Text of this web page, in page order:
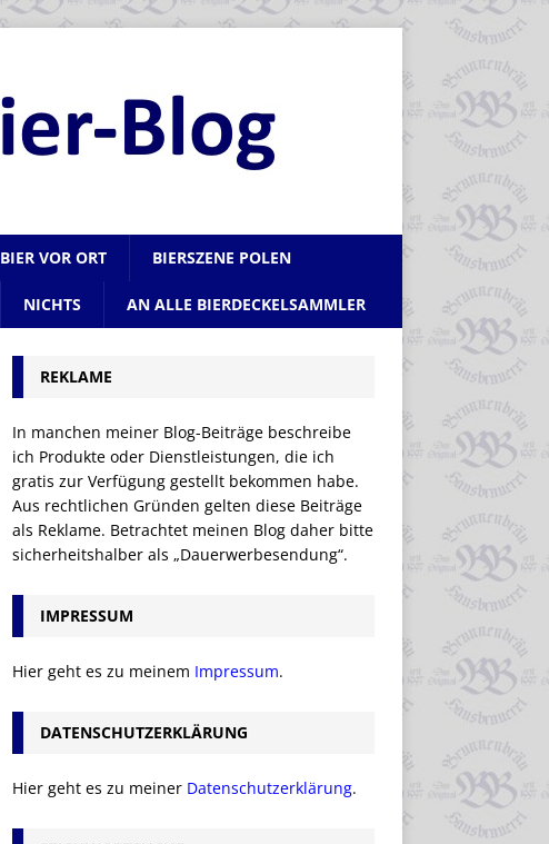
BIER VOR ORT BIERSZENE POLEN
NICHTS AN ALLE BIERDECKELSAMMLER
REKLAME
In manchen meiner Blog-Beiträge beschreibe
ich Produkte oder Dienstleistungen, die ich
gratis zur Verfügung gestellt bekommen habe.
Aus rechtlichen Gründen gelten diese Beiträge
als Reklame. Betrachtet meinen Blog daher bitte
sicherheitshalber als „Dauerwerbesendung“.
IMPRESSUM
Hier geht es zu meinem Impressum.
DATENSCHUTZERKLÄRUNG
Hier geht es zu meiner Datenschutzerklärung.